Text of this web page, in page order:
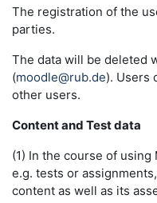
The registration of the
parties.
The data will be deleted
(moodle@rub.de). Users
other users.
Content and Test data
(1) In the course of
e.g. tests or
content as well as its